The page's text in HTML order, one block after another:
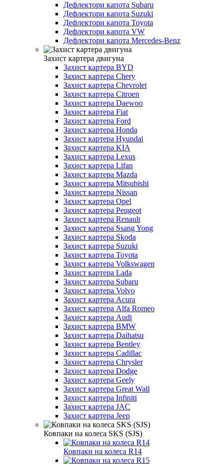
Дефлектори капота Subaru
Дефлектори капота Suzuki
Дефлектори капота Toyota
Дефлектори капота VW
Дефлектори капота Mercedes-Benz
Захист картера двигуна
Захист картера BYD
Захист картера Chery
Захист картера Chevrolet
Захист картера Citroen
Захист картера Daewoo
Захист картера Fiat
Захист картера Ford
Захист картера Honda
Захист картера Hyundai
Захист картера KIA
Захист картера Lexus
Захист картера Lifan
Захист картера Mazda
Захист картера Mitsubishi
Захист картера Nissan
Захист картера Opel
Захист картера Peugeot
Захист картера Renault
Захист картера Ssang Yong
Захист картера Skoda
Захист картера Suzuki
Захист картера Toyota
Захист картера Volkswagen
Захист картера Lada
Захист картера Subaru
Захист картера Volvo
Захист картера Acura
Захист картера Alfa Romeo
Захист картера Audi
Захист картера BMW
Захист картера Daihatsu
Захист картера Bentley
Захист картера Cadillac
Захист картера Chrysler
Захист картера Dodge
Захист картера Geely
Захист картера Great Wall
Захист картера Infiniti
Захист картера JAC
Захист картера Jeep
Ковпаки на колеса SKS (SJS)
Ковпаки на колеса R14